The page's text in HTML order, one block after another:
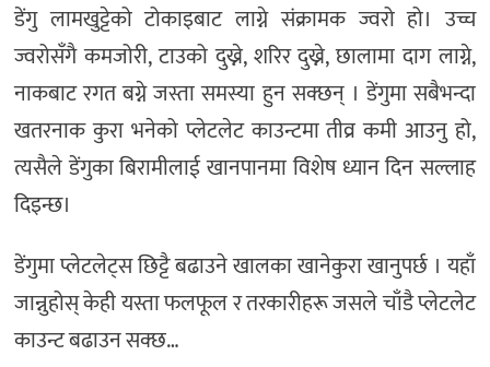
डेंगु लामखुट्टेको टोकाइबाट लाग्ने संक्रामक ज्वरो हो। उच्च
ज्वरोसँगै कमजोरी, टाउको दुख्ने, शरिर दुख्ने, छालामा दाग लाग्ने,
नाकबाट रगत बग्ने जस्ता समस्या हुन सक्छन् । डेंगुमा सबैभन्दा
खतरनाक कुरा भनेको प्लेटलेट काउन्टमा तीव्र कमी आउनु हो,
त्यसैले डेंगुका बिरामीलाई खानपानमा विशेष ध्यान दिन सल्लाह
दिइन्छ।
डेंगुमा प्लेटलेट्स छिट्टै बढाउने खालका खानेकुरा खानुपर्छ । यहाँ
जान्नुहोस् केही यस्ता फलफूल र तरकारीहरू जसले चाँडै प्लेटलेट
काउन्ट बढाउन सक्छ…